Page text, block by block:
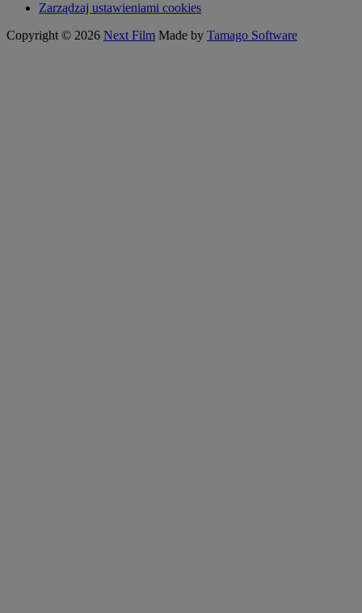
Zarządzaj ustawieniami cookies
Copyright © 2026 Next Film Made by Tamago Software